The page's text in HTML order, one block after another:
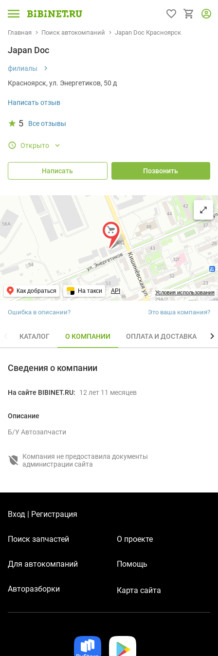
Главная Поиск автокомпаний Japan Doc Красноярск
Japan Doc
филиалы
Красноярск, ул. Энергетиков, 50 д
Написать отзыв
5 Все отзывы
Открыто
Написать Позвонить
Условия использования
Как добраться На такси API
Ошибка в описании? Это ваша компания?
КАТАЛОГ О КОМПАНИИ ОПЛАТА И ДОСТАВКА
Сведения о компании
На сайте BIBINET.RU: 12 лет 11 месяцев
Описание
Б/У Автозапчасти
Компания не предоставила документы
администрации сайта
Вход | Регистрация
Поиск запчастей
Для автокомпаний
Авторазборки
О проекте
Помощь
Карта сайта